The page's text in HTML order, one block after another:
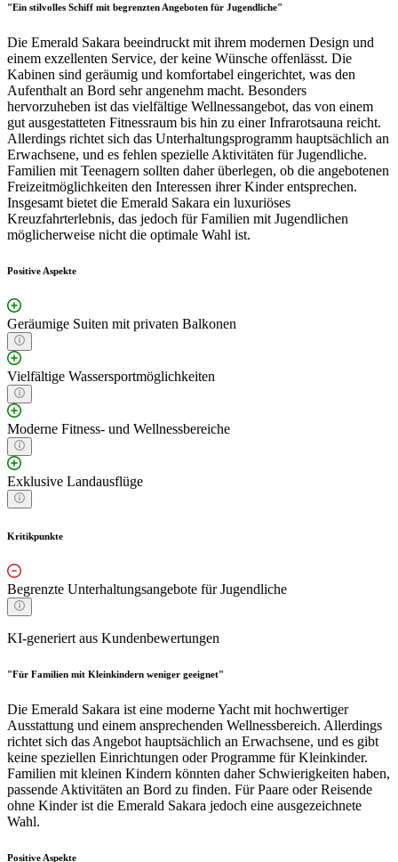
"Ein stilvolles Schiff mit begrenzten Angeboten für Jugendliche"
Die Emerald Sakara beeindruckt mit ihrem modernen Design und
einem exzellenten Service, der keine Wünsche offenlässt. Die
Kabinen sind geräumig und komfortabel eingerichtet, was den
Aufenthalt an Bord sehr angenehm macht. Besonders
hervorzuheben ist das vielfältige Wellnessangebot, das von einem
gut ausgestatteten Fitnessraum bis hin zu einer Infrarotsauna reicht.
Allerdings richtet sich das Unterhaltungsprogramm hauptsächlich an
Erwachsene, und es fehlen spezielle Aktivitäten für Jugendliche.
Familien mit Teenagern sollten daher überlegen, ob die angebotenen
Freizeitmöglichkeiten den Interessen ihrer Kinder entsprechen.
Insgesamt bietet die Emerald Sakara ein luxuriöses
Kreuzfahrterlebnis, das jedoch für Familien mit Jugendlichen
möglicherweise nicht die optimale Wahl ist.
Positive Aspekte
Geräumige Suiten mit privaten Balkonen
Vielfältige Wassersportmöglichkeiten
Moderne Fitness- und Wellnessbereiche
Exklusive Landausflüge
Kritikpunkte
Begrenzte Unterhaltungsangebote für Jugendliche
KI-generiert aus Kundenbewertungen
"Für Familien mit Kleinkindern weniger geeignet"
Die Emerald Sakara ist eine moderne Yacht mit hochwertiger
Ausstattung und einem ansprechenden Wellnessbereich. Allerdings
richtet sich das Angebot hauptsächlich an Erwachsene, und es gibt
keine speziellen Einrichtungen oder Programme für Kleinkinder.
Familien mit kleinen Kindern könnten daher Schwierigkeiten haben,
passende Aktivitäten an Bord zu finden. Für Paare oder Reisende
ohne Kinder ist die Emerald Sakara jedoch eine ausgezeichnete
Wahl.
Positive Aspekte